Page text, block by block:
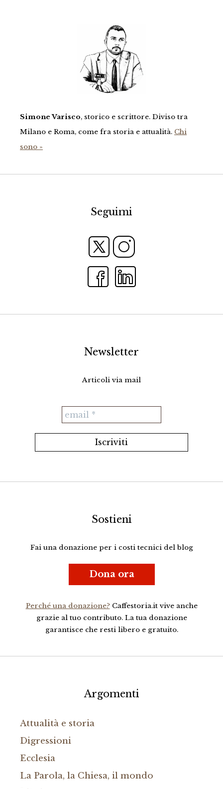
Simone Varisco, storico e scrittore. Diviso tra
Milano e Roma, come fra storia e attualità. Chi
sono »
Seguimi
Newsletter
Articoli via mail
Sostieni
Fai una donazione per i costi tecnici del blog
Dona ora
Perché una donazione?Caffestoria.it vive anche
grazie al tuo contributo. La tua donazione
garantisce che resti libero e gratuito.
Argomenti
Attualità e storia
Digressioni
Ecclesia
La Parola, la Chiesa, il mondo